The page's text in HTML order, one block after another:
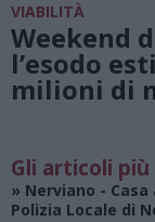
VIABILITÀ
Weekend
l’esodo
milioni di
Gli articoli
» Nerviano -
Polizia Locale di